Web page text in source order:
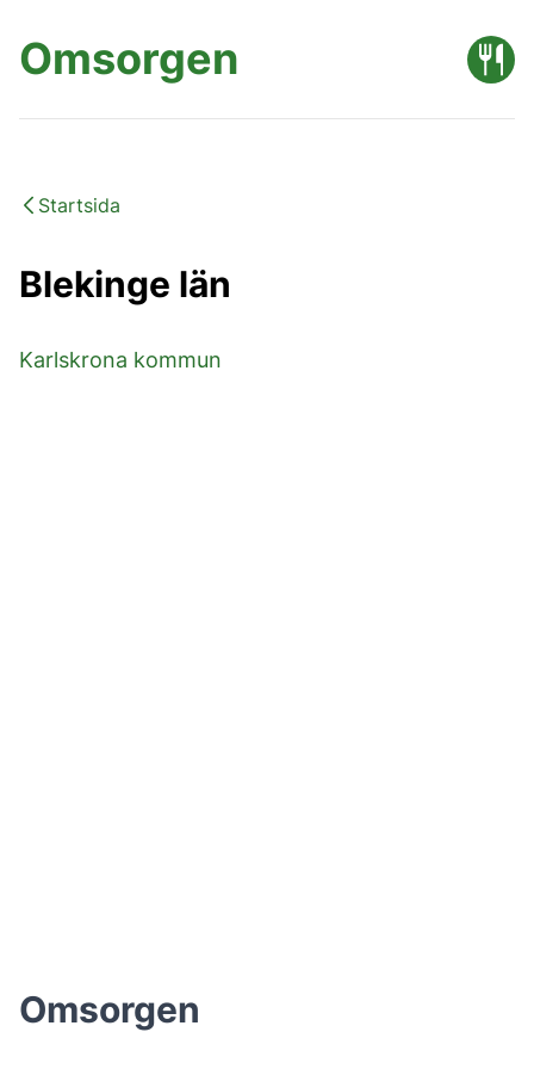
Omsorgen
Startsida
Blekinge län
Karlskrona kommun
Omsorgen